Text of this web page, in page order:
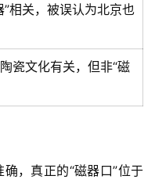
”相关，被误认为北京也
瓷文化有关，但非“磁
，真正的“磁器口”位于